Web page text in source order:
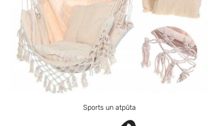
Sports un atpūta